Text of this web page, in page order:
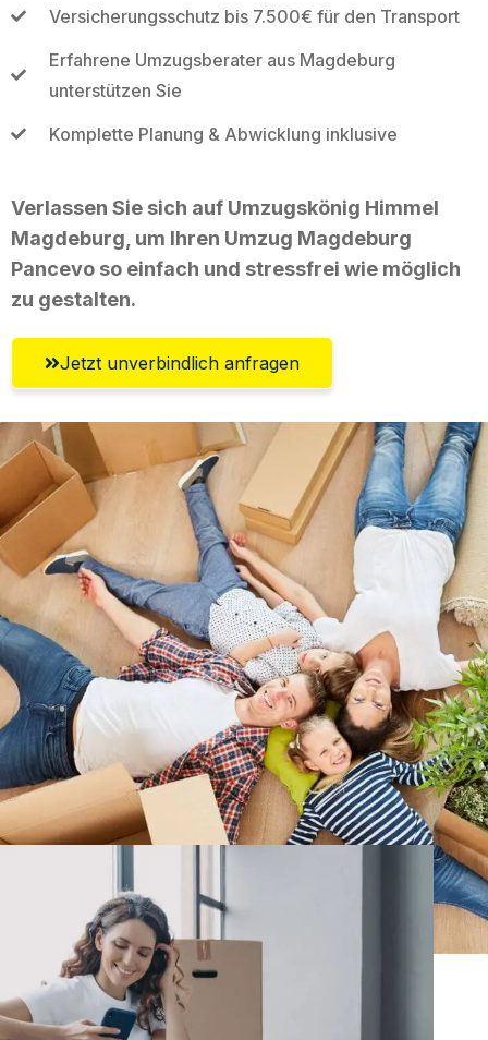
Versicherungsschutz bis 7.500€ für den Transport
Erfahrene Umzugsberater aus Magdeburg
unterstützen Sie
Komplette Planung & Abwicklung inklusive
Verlassen Sie sich auf Umzugskönig Himmel
Magdeburg, um Ihren Umzug Magdeburg
Pancevo so einfach und stressfrei wie möglich
zu gestalten.
Jetzt unverbindlich anfragen